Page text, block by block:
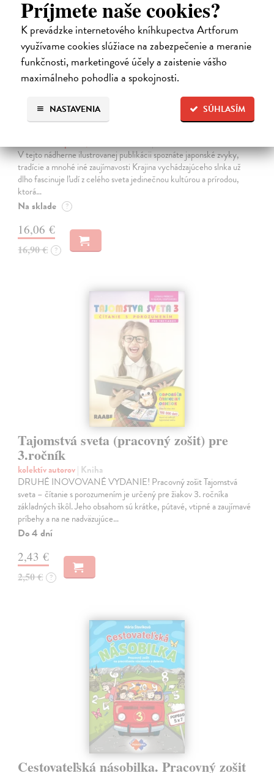
Príjmete naše cookies?
K prevádzke internetového kníhkupectva Artforum
využívame cookies slúžiace na zabezpečenie a meranie
funkčnosti, marketingové účely a zaistenie vášho
maximálneho pohodlia a spokojnosti.
SÚHLASÍM
NASTAVENIA
na sklade
Japonsko. Krajina vychádzajúceho slnka
V tejto nádherne ilustrovanej publikácii spoznáte japonské zvyky,
tradície a mnohé iné zaujímavosti Krajina vychádzajúceho slnka už
dlho fascinuje ľudí z celého sveta jedinečnou kultúrou a prírodou,
ktorá…
Na sklade ?
16,06 €
16,90 € ?
Tajomstvá sveta (pracovný zošit) pre
3.ročník
kolektív autorov| Kniha
DRUHÉ INOVOVANÉ VYDANIE! Pracovný zošit Tajomstvá
sveta – čítanie s porozumením je určený pre žiakov 3. ročníka
základných škôl. Jeho obsahom sú krátke, pútavé, vtipné a zaujímavé
príbehy a na ne nadväzujúce…
Do 4 dní
2,43 €
2,50 € ?
Cestovateľská násobilka. Pracovný zošit